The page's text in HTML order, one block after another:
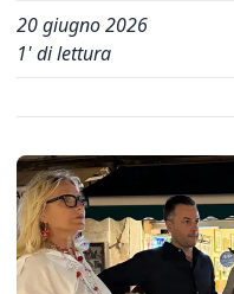
20 giugno 2026
1' di lettura